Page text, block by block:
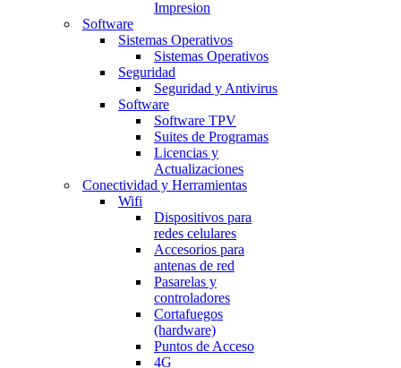
Impresion
Software
Sistemas Operativos
Sistemas Operativos
Seguridad
Seguridad y Antivirus
Software
Software TPV
Suites de Programas
Licencias y
Actualizaciones
Conectividad y Herramientas
Wifi
Dispositivos para
redes celulares
Accesorios para
antenas de red
Pasarelas y
controladores
Cortafuegos
(hardware)
Puntos de Acceso
4G